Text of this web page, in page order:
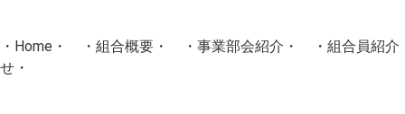
・ Home ・ ・ 組合概要 ・ ・ 事業部会紹介 ・ ・ 組合員紹介
せ ・